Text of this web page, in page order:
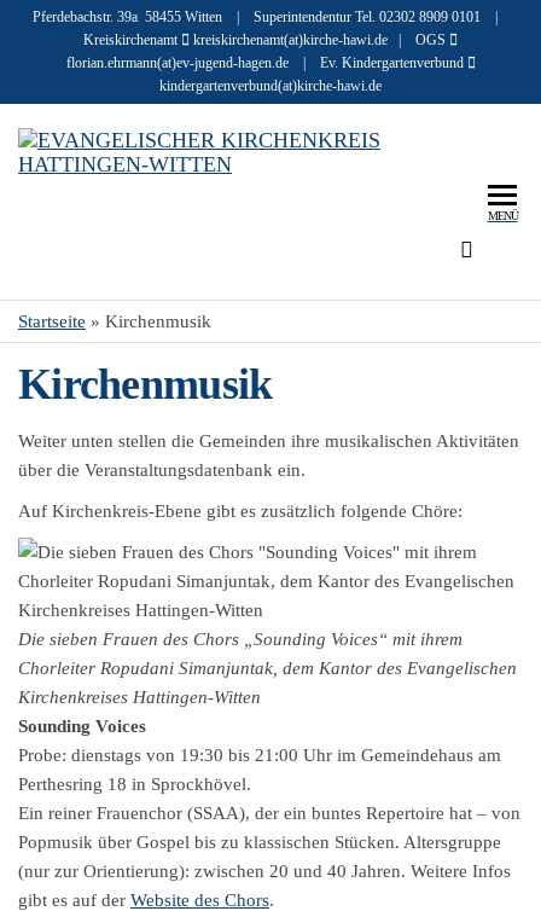
Pferdebachstr. 39a 58455 Witten | Superintendentur Tel. 02302 8909 0101 |
Kreiskirchenamt
kreiskirchenamt(at)kirche-hawi.de | OGS
florian.ehrmann(at)ev-jugend-hagen.de | Ev. Kindergartenverbund
kindergartenverbund(at)kirche-hawi.de
r
zu den
MENÜ
Startseite » Kirchenmusik
Kirchenmusik
Weiter unten stellen die Gemeinden ihre musikalischen Aktivitäten
über die Veranstaltungsdatenbank ein.
Auf Kirchenkreis-Ebene gibt es zusätzlich folgende Chöre:
Die sieben Frauen des Chors „Sounding Voices“ mit ihrem
Chorleiter Ropudani Simanjuntak, dem Kantor des Evangelischen
Kirchenkreises Hattingen-Witten
Sounding Voices
Probe: dienstags von 19:30 bis 21:00 Uhr im Gemeindehaus am
Perthesring 18 in Sprockhövel.
Ein reiner Frauenchor (SSAA), der ein buntes Repertoire hat – von
Popmusik über Gospel bis zu klassischen Stücken. Altersgruppe
(nur zur Orientierung): zwischen 20 und 40 Jahren. Weitere Infos
gibt es auf der Website des Chors.